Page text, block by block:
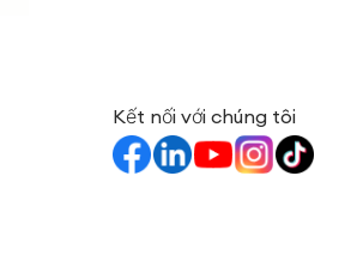
Kết nối với chúng tôi